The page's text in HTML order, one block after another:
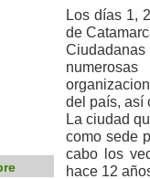
Los días 1,
de
del país, así
La ciudad
como sede
cabo los
hace 12